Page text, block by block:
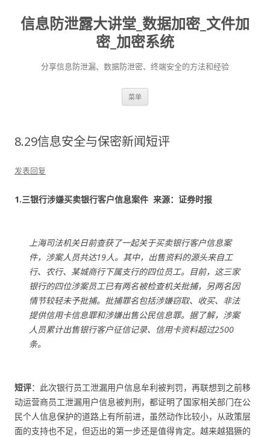
信息防泄露大讲堂_数据加密_文件加
密_加密系统
分享信息防泄漏、数据防泄密、终端安全的方法和经验
菜单
8.29信息安全与保密新闻短评
发表回复
1.三银行涉嫌买卖银行客户信息案件 来源：证券时报
上海司法机关日前查获了一起关于买卖银行客户信息案
件，涉案人员共达19人。其中，出售资料的源头来自工
行、农行、某城商行下属支行的四位员工。目前，这三家
银行的四位涉案员工已有两名被检查机关批捕，另两名因
情节较轻未予批捕。批捕罪名包括涉嫌窃取、收买、非法
提供信用卡信息罪和涉嫌出售公民信息罪。据了解，涉案
人员累计出售银行客户征信记录、信用卡资料超过2500
条。
短评：此次银行员工泄漏用户信息牟利被判罚，再联想到之前移
动运营商员工泄漏用户信息被判刑，都证明了国家相关部门在公
民个人信息保护的道路上有所前进，虽然动作比较小，从政策层
面的支持也不足，但迈出的第一步还是值得肯定。越来越猖獗的